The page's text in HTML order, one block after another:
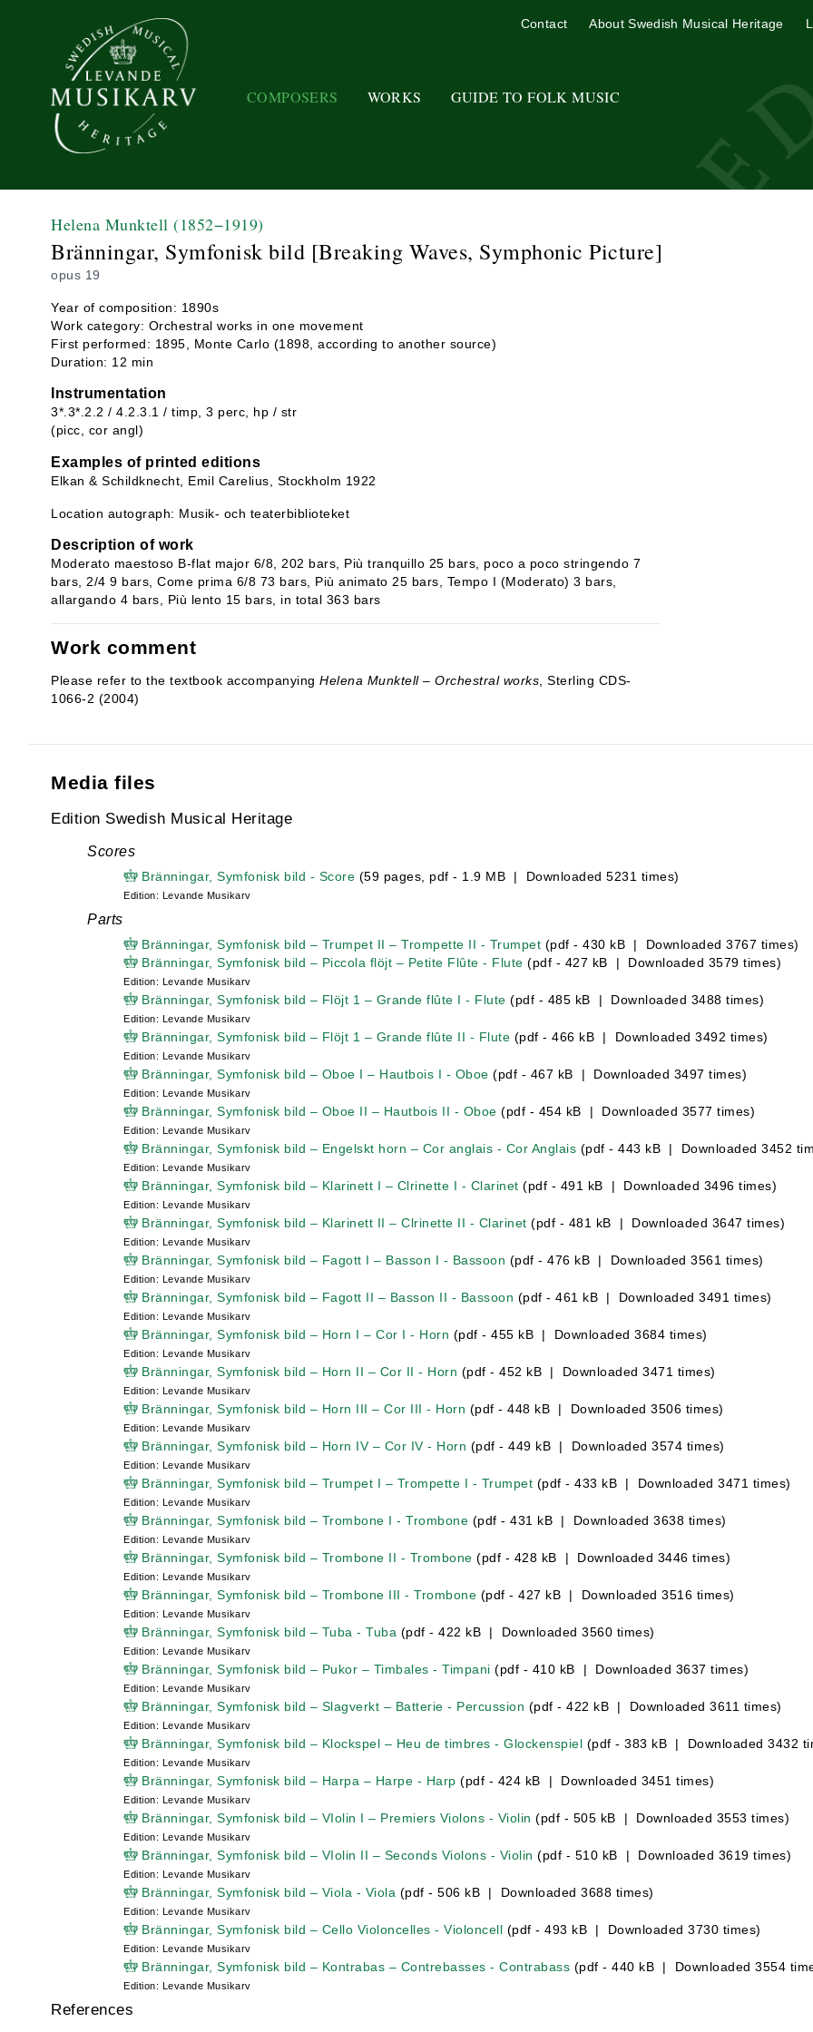
COMPOSERS WORKS GUIDE TO FOLK MUSIC
Contact About Swedish Musical Heritage
Helena Munktell (1852−1919)
Bränningar, Symfonisk bild [Breaking Waves, Symphonic Picture]
opus 19
Year of composition: 1890s
Work category: Orchestral works in one movement
First performed: 1895, Monte Carlo (1898, according to another source)
Duration: 12 min
Instrumentation
3*.3*.2.2 / 4.2.3.1 / timp, 3 perc, hp / str
(picc, cor angl)
Examples of printed editions
Elkan & Schildknecht, Emil Carelius, Stockholm 1922
Location autograph: Musik- och teaterbiblioteket
Description of work
Moderato maestoso B-flat major 6/8, 202 bars, Più tranquillo 25 bars, poco a poco stringendo 7
bars, 2/4 9 bars, Come prima 6/8 73 bars, Più animato 25 bars, Tempo I (Moderato) 3 bars,
allargando 4 bars, Più lento 15 bars, in total 363 bars
Work comment
Please refer to the textbook accompanying Helena Munktell – Orchestral works , Sterling CDS-
1066-2 (2004)
Media files
Edition Swedish Musical Heritage
Scores
Bränningar, Symfonisk bild - Score (59 pages, pdf - 1.9 MB | Downloaded 5231 times)
Edition: Levande Musikarv
Parts
Bränningar, Symfonisk bild – Trumpet II – Trompette II - Trumpet (pdf - 430 kB | Downloaded 3767 times)
Bränningar, Symfonisk bild – Piccola flöjt – Petite Flûte - Flute (pdf - 427 kB | Downloaded 3579 times)
Edition: Levande Musikarv
Bränningar, Symfonisk bild – Flöjt 1 – Grande flûte I - Flute (pdf - 485 kB | Downloaded 3488 times)
Edition: Levande Musikarv
Bränningar, Symfonisk bild – Flöjt 1 – Grande flûte II - Flute (pdf - 466 kB | Downloaded 3492 times)
Edition: Levande Musikarv
Bränningar, Symfonisk bild – Oboe I – Hautbois I - Oboe (pdf - 467 kB | Downloaded 3497 times)
Edition: Levande Musikarv
Bränningar, Symfonisk bild – Oboe II – Hautbois II - Oboe (pdf - 454 kB | Downloaded 3577 times)
Edition: Levande Musikarv
Bränningar, Symfonisk bild – Engelskt horn – Cor anglais - Cor Anglais (pdf - 443 kB | Downloaded 3452
Edition: Levande Musikarv
Bränningar, Symfonisk bild – Klarinett I – Clrinette I - Clarinet (pdf - 491 kB | Downloaded 3496 times)
Edition: Levande Musikarv
Bränningar, Symfonisk bild – Klarinett II – Clrinette II - Clarinet (pdf - 481 kB | Downloaded 3647 times)
Edition: Levande Musikarv
Bränningar, Symfonisk bild – Fagott I – Basson I - Bassoon (pdf - 476 kB | Downloaded 3561 times)
Edition: Levande Musikarv
Bränningar, Symfonisk bild – Fagott II – Basson II - Bassoon (pdf - 461 kB | Downloaded 3491 times)
Edition: Levande Musikarv
Bränningar, Symfonisk bild – Horn I – Cor I - Horn (pdf - 455 kB | Downloaded 3684 times)
Edition: Levande Musikarv
Bränningar, Symfonisk bild – Horn II – Cor II - Horn (pdf - 452 kB | Downloaded 3471 times)
Edition: Levande Musikarv
Bränningar, Symfonisk bild – Horn III – Cor III - Horn (pdf - 448 kB | Downloaded 3506 times)
Edition: Levande Musikarv
Bränningar, Symfonisk bild – Horn IV – Cor IV - Horn (pdf - 449 kB | Downloaded 3574 times)
Edition: Levande Musikarv
Bränningar, Symfonisk bild – Trumpet I – Trompette I - Trumpet (pdf - 433 kB | Downloaded 3471 times)
Edition: Levande Musikarv
Bränningar, Symfonisk bild – Trombone I - Trombone (pdf - 431 kB | Downloaded 3638 times)
Edition: Levande Musikarv
Bränningar, Symfonisk bild – Trombone II - Trombone (pdf - 428 kB | Downloaded 3446 times)
Edition: Levande Musikarv
Bränningar, Symfonisk bild – Trombone III - Trombone (pdf - 427 kB | Downloaded 3516 times)
Edition: Levande Musikarv
Bränningar, Symfonisk bild – Tuba - Tuba (pdf - 422 kB | Downloaded 3560 times)
Edition: Levande Musikarv
Bränningar, Symfonisk bild – Pukor – Timbales - Timpani (pdf - 410 kB | Downloaded 3637 times)
Edition: Levande Musikarv
Bränningar, Symfonisk bild – Slagverkt – Batterie - Percussion (pdf - 422 kB | Downloaded 3611 times)
Edition: Levande Musikarv
Bränningar, Symfonisk bild – Klockspel – Heu de timbres - Glockenspiel (pdf - 383 kB | Downloaded 3432
Edition: Levande Musikarv
Bränningar, Symfonisk bild – Harpa – Harpe - Harp (pdf - 424 kB | Downloaded 3451 times)
Edition: Levande Musikarv
Bränningar, Symfonisk bild – VIolin I – Premiers Violons - Violin (pdf - 505 kB | Downloaded 3553 times)
Edition: Levande Musikarv
Bränningar, Symfonisk bild – VIolin II – Seconds Violons - Violin (pdf - 510 kB | Downloaded 3619 times)
Edition: Levande Musikarv
Bränningar, Symfonisk bild – Viola - Viola (pdf - 506 kB | Downloaded 3688 times)
Edition: Levande Musikarv
Bränningar, Symfonisk bild – Cello Violoncelles - Violoncell (pdf - 493 kB | Downloaded 3730 times)
Edition: Levande Musikarv
Bränningar, Symfonisk bild – Kontrabas – Contrebasses - Contrabass (pdf - 440 kB | Downloaded 3554
Edition: Levande Musikarv
References